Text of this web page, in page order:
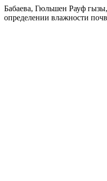
Бабаева, Гюльшен Рауф
определении влажности